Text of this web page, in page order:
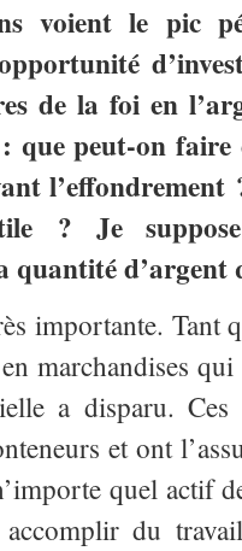
voient le pic
de la foi en
peut-on faire
? Je
quantité d’argent
importante. Tant
marchandises
a disparu. Ces
et ont
quel actif
du